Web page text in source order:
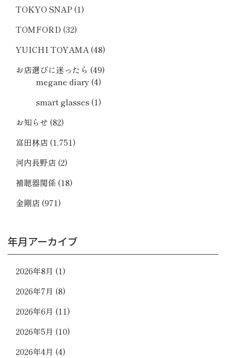
TOKYO SNAP (1)
TOMFORD (32)
YUICHI TOYAMA (48)
お店選びに迷ったら (49)
megane diary (4)
smart glasses (1)
お知らせ (82)
富田林店 (1,751)
河内長野店 (2)
補聴器関係 (18)
金剛店 (971)
年月アーカイブ
2026年8月 (1)
2026年7月 (8)
2026年6月 (11)
2026年5月 (10)
2026年4月 (4)